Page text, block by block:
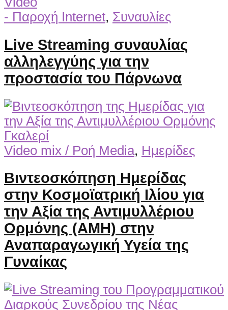
- Παροχή Internet, Συναυλίες
Live Streaming συναυλίας
αλληλεγγύης για την
προστασία του Πάρνωνα
Γκαλερί
Video mix / Ροή Media, Ημερίδες
Βιντεοσκόπηση Ημερίδας
στην Κοσμοϊατρική Ιλίου για
την Αξία της Αντιμυλλέριου
Ορμόνης (AMH) στην
Αναπαραγωγική Υγεία της
Γυναίκας